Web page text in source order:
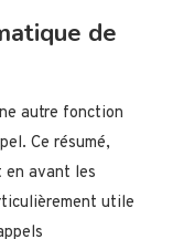
de
autre fonction
Ce résumé,
en avant les
utile